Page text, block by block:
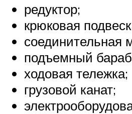
редуктор;
крюковая
соединительная
подъемный
ходовая тележка;
грузовой канат;